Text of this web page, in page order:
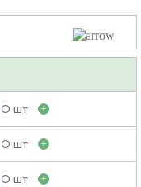
0 шт +
0 шт +
0 шт +